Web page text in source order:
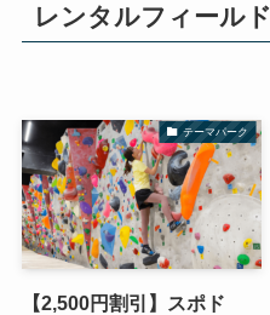
レンタルフィールド
テーマパーク
【2,500円割引】スポド